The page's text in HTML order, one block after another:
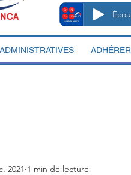
ADHÉRER
2021 1 min de lecture